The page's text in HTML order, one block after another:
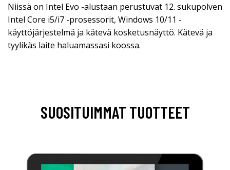
Niissä on Intel Evo -alustaan perustuvat 12. sukupolven
Intel Core i5/i7 -prosessorit, Windows 10/11 -
käyttöjärjestelmä ja kätevä kosketusnäyttö. Kätevä ja
tyylikäs laite haluamassasi koossa.
SUOSITUIMMAT TUOTTEET